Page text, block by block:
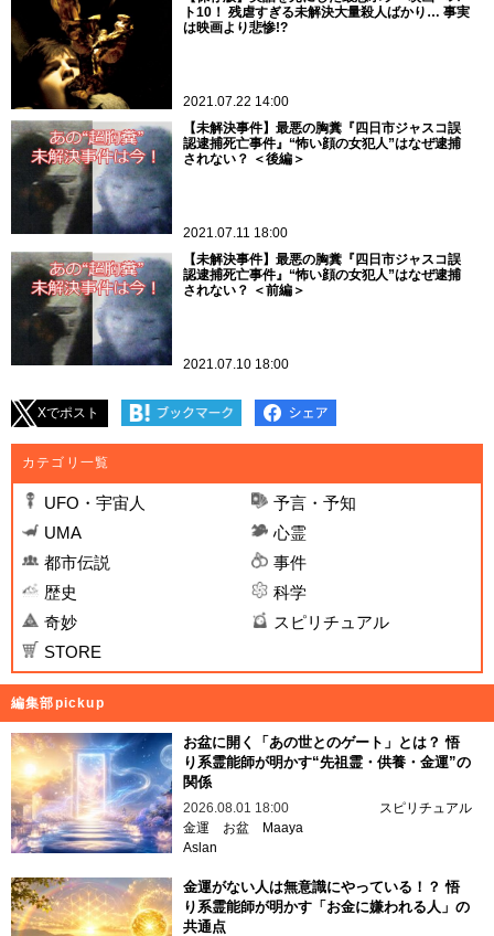
ト10！ 残虐すぎる未解決大量殺人ばかり… 事実
は映画より悲惨!?
2021.07.22 14:00
【未解決事件】最悪の胸糞『四日市ジャスコ誤
認逮捕死亡事件』“怖い顔の女犯人”はなぜ逮捕
されない？ ＜後編＞
2021.07.11 18:00
【未解決事件】最悪の胸糞『四日市ジャスコ誤
認逮捕死亡事件』“怖い顔の女犯人”はなぜ逮捕
されない？ ＜前編＞
2021.07.10 18:00
Xでポスト
カテゴリ一覧
UFO・宇宙人
予言・予知
UMA
心霊
都市伝説
事件
歴史
科学
奇妙
スピリチュアル
STORE
編集部pickup
お盆に開く「あの世とのゲート」とは？ 悟
り系霊能師が明かす“先祖霊・供養・金運”の
関係
2026.08.01 18:00
スピリチュアル
金運
お盆
Maaya
Aslan
金運がない人は無意識にやっている！？ 悟
り系霊能師が明かす「お金に嫌われる人」の
共通点